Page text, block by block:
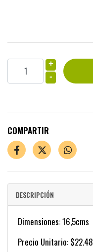
+
-
COMPARTIR
DESCRIPCIÓN
Dimensiones: 16,5cms
Precio Unitario: $22.48